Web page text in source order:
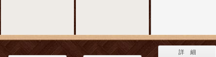
詳 細